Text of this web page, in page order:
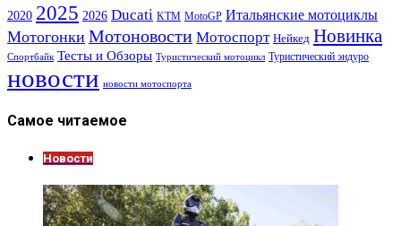
2020 2025 2026 Ducati KTM MotoGP Итальянские мотоциклы
Мотогонки Мотоновости Мотоспорт Нейкед Новинка
Спортбайк Тесты и Обзоры Туристический мотоцикл Туристический эндуро
новости новости мотоспорта
Самое читаемое
Новости